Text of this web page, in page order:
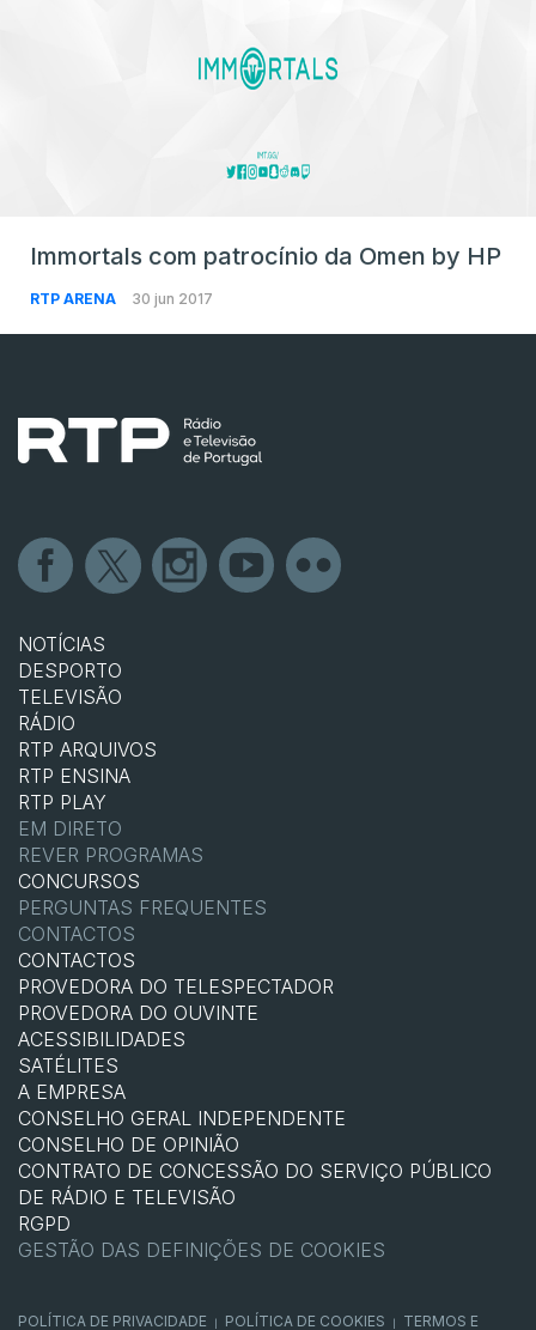
Immortals com patrocínio da Omen by HP
RTP ARENA 30 jun 2017
NOTÍCIAS
DESPORTO
TELEVISÃO
RÁDIO
RTP ARQUIVOS
RTP ENSINA
RTP PLAY
EM DIRETO
REVER PROGRAMAS
CONCURSOS
PERGUNTAS FREQUENTES
CONTACTOS
CONTACTOS
PROVEDORA DO TELESPECTADOR
PROVEDORA DO OUVINTE
ACESSIBILIDADES
SATÉLITES
A EMPRESA
CONSELHO GERAL INDEPENDENTE
CONSELHO DE OPINIÃO
CONTRATO DE CONCESSÃO DO SERVIÇO PÚBLICO
DE RÁDIO E TELEVISÃO
RGPD
GESTÃO DAS DEFINIÇÕES DE COOKIES
POLÍTICA DE PRIVACIDADE POLÍTICA DE COOKIES TERMOS E